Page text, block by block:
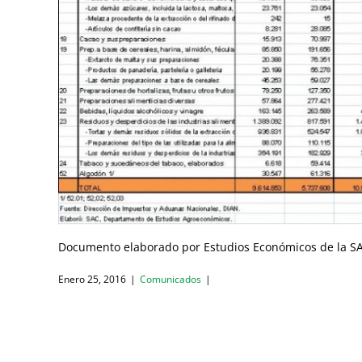
Documento elaborado por Estudios Económicos de la
Enero 25, 2016 | Comunicados |